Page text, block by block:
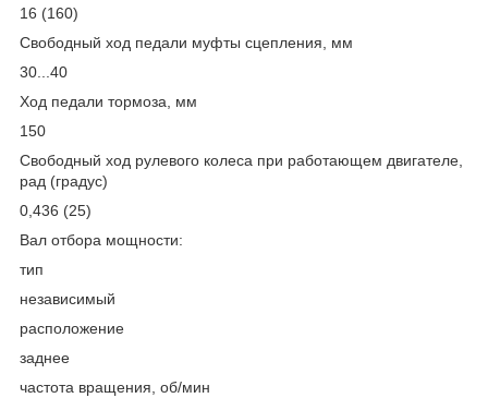
16 (160)
Свободный ход педали муфты сцепления, мм
30...40
Ход педали тормоза, мм
150
Свободный ход рулевого колеса при работающем двигателе,
рад (градус)
0,436 (25)
Вал отбора мощности:
тип
независимый
расположение
заднее
частота вращения, об/мин